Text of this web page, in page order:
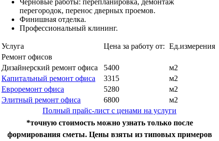
перегородок, перенос дверных проемов.
Финишная отделка.
Профессиональный клининг.
Услуга Цена за работу от: Ед.измерения
Ремонт офисов
Дизайнерский ремонт офиса
5400
м2
Капитальный ремонт офиса
3315
м2
Евроремонт офиса
5280
м2
Элитный ремонт офиса
6800
м2
Полный прайс-лист с ценами на услуги
*точную стоимость можно узнать только после
формирования сметы. Цены взяты из типовых примеров